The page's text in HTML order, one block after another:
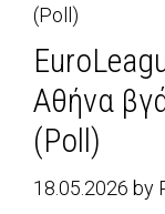
(Poll)
Αθήνα
(Poll)
18.05.2026 by